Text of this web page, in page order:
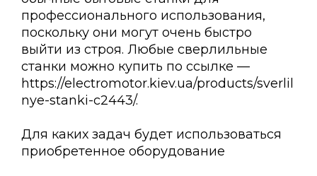
профессионального использования,
поскольку они могут очень быстро
выйти из строя. Любые сверлильные
станки можно купить по ссылке —
https://electromotor.kiev.ua/products/sverlil
nye-stanki-c2443/.
Для каких задач будет использоваться
приобретенное оборудование